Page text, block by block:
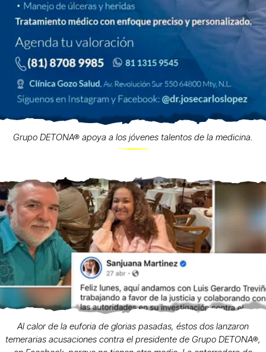
Grupo DETONA® apoya a los jóvenes talentos de la medicina.
Al calor de la euforia de glorias pasadas, éstos dos lanzaron
temerarias acusaciones contra el presidente de Grupo DETONA®,